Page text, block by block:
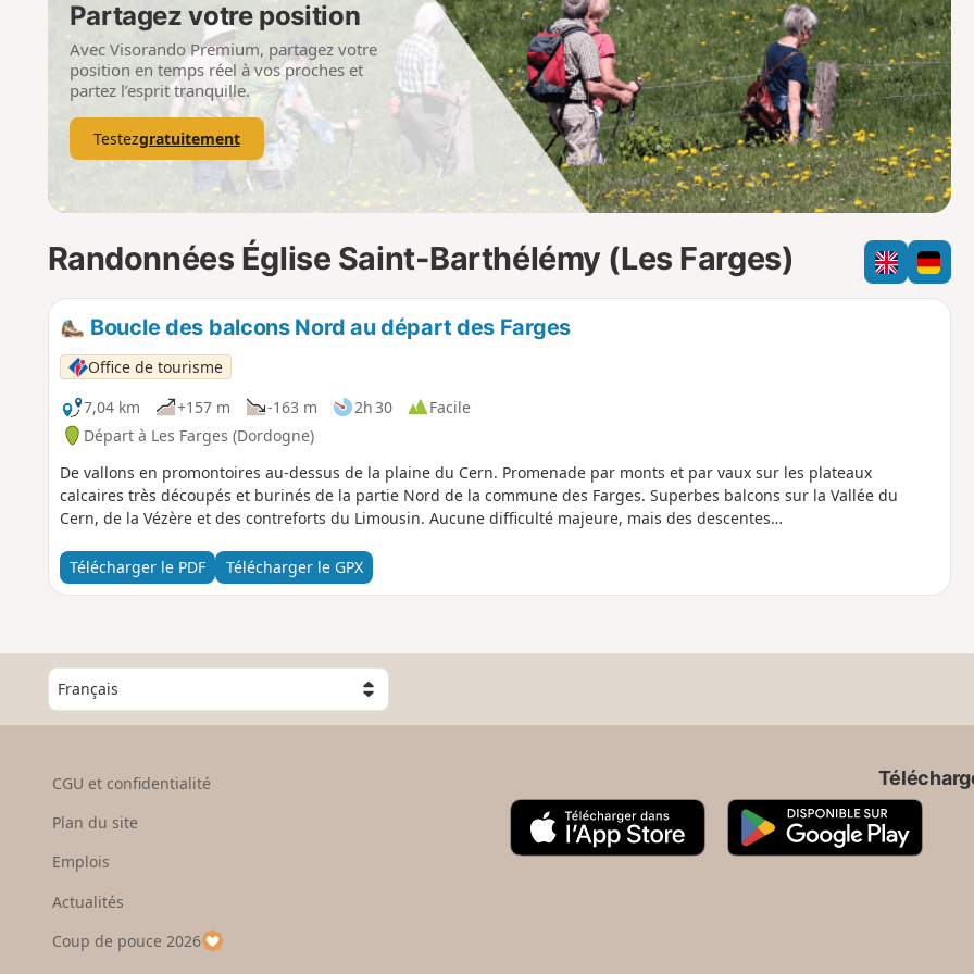
a
m
p
o
i
Partagez votre position
Avec Visorando Premium, partagez votre
position en temps réel à vos proches et
partez l’esprit tranquille.
Testezgratuitement
Randonnées Église Saint-Barthélémy (Les Farges)
Boucle des balcons Nord au départ des Farges
Office de tourisme
7,04 km
+157 m -163 m 2h 30
Facile
Départ à Les Farges (Dordogne)
De vallons en promontoires au-dessus de la plaine du Cern. Promenade par monts et par vaux sur les plateaux
calcaires très découpés et burinés de la partie Nord de la commune des Farges. Superbes balcons sur la Vallée du
Cern, de la Vézère et des contreforts du Limousin. Aucune difficulté majeure, mais des descentes…
Télécharger le PDF Télécharger le GPX
C
h
o
s
e
u
p
CGU et confidentialité
Plan du site
Emplois
Actualités
Coup de pouce 2026
A
p
G
o